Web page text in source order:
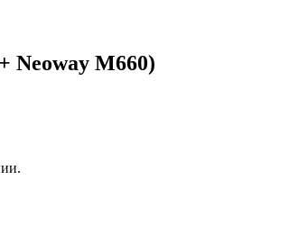
Neoway M660)